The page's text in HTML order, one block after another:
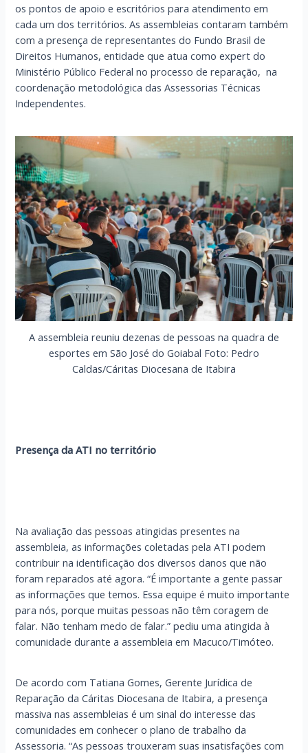
os pontos de apoio e escritórios para atendimento em
cada um dos territórios. As assembleias contaram também
com a presença de representantes do Fundo Brasil de
Direitos Humanos, entidade que atua como expert do
Ministério Público Federal no processo de reparação, na
coordenação metodológica das Assessorias Técnicas
Independentes.
A assembleia reuniu dezenas de pessoas na quadra de
esportes em São José do Goiabal Foto: Pedro
Caldas/Cáritas Diocesana de Itabira
Presença da ATI no território
Na avaliação das pessoas atingidas presentes na
assembleia, as informações coletadas pela ATI podem
contribuir na identificação dos diversos danos que não
foram reparados até agora. “É importante a gente passar
as informações que temos. Essa equipe é muito importante
para nós, porque muitas pessoas não têm coragem de
falar. Não tenham medo de falar.” pediu uma atingida à
comunidade durante a assembleia em Macuco/Timóteo.
De acordo com Tatiana Gomes, Gerente Jurídica de
Reparação da Cáritas Diocesana de Itabira, a presença
massiva nas assembleias é um sinal do interesse das
comunidades em conhecer o plano de trabalho da
Assessoria. “As pessoas trouxeram suas insatisfações com